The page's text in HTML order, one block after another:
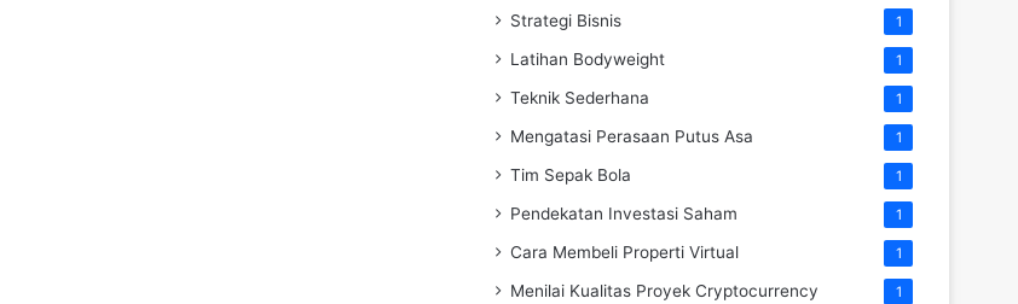
Strategi Bisnis 1
Latihan Bodyweight 1
Teknik Sederhana 1
Mengatasi Perasaan Putus Asa 1
Tim Sepak Bola 1
Pendekatan Investasi Saham 1
Cara Membeli Properti Virtual 1
Menilai Kualitas Proyek Cryptocurrency 1